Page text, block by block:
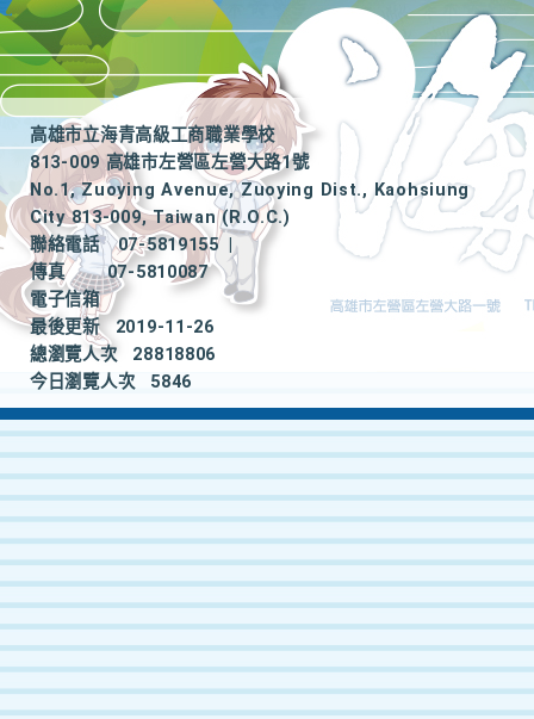
高雄市立海青高級工商職業學校
813-009 高雄市左營區左營大路1號
No.1, Zuoying Avenue, Zuoying Dist., Kaohsiung
City 813-009, Taiwan (R.O.C.)
聯絡電話
07-5819155
|
傳真
07-5810087
電子信箱
最後更新
2019-11-26
總瀏覽人次
28818806
今日瀏覽人次
5846